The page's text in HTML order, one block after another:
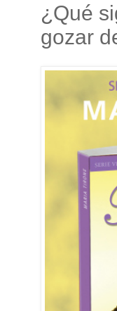
¿Qué
gozar